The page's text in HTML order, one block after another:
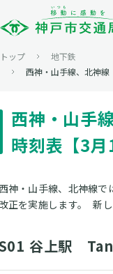
トップ
地下鉄
西神・山手線、北神
西神・山手
時刻表【3月
神・山手線、北神線
正を実施します。 新
谷上駅